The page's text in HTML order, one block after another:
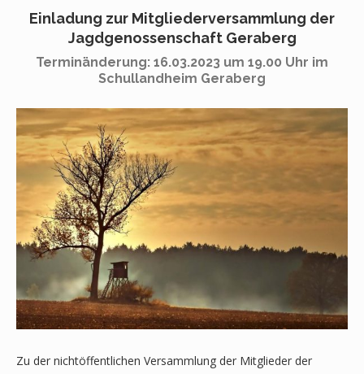
Einladung zur Mitgliederversammlung der
Jagdgenossenschaft Geraberg
Terminänderung: 16.03.2023 um 19.00 Uhr im
Schullandheim Geraberg
Zu der nichtöffentlichen Versammlung der Mitglieder der